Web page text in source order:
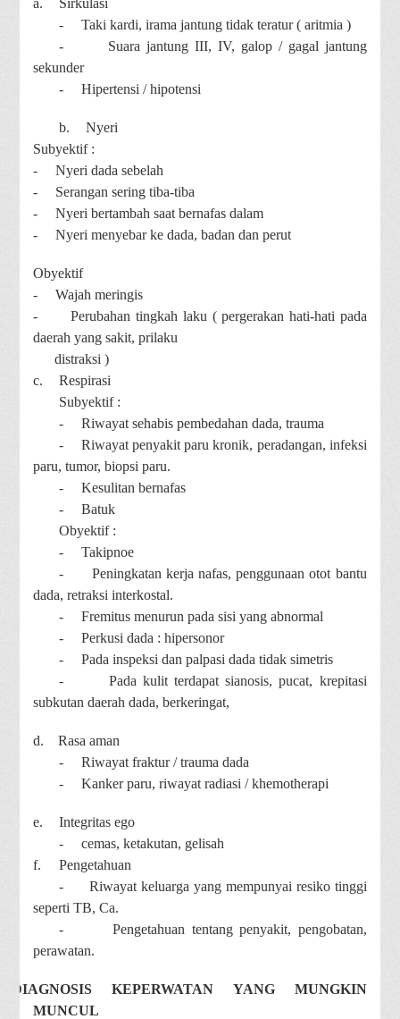
-
Taki kardi, irama jantung tidak teratur ( aritmia )
-
Suara jantung III, IV, galop / gagal jantung
sekunder
-
Hipertensi / hipotensi
b.
Nyeri
Subyektif :
-
Nyeri dada sebelah
-
Serangan sering tiba-tiba
-
Nyeri bertambah saat bernafas dalam
-
Nyeri menyebar ke dada, badan dan perut
Obyektif
-
Wajah meringis
-
Perubahan tingkah laku ( pergerakan hati-hati pada
daerah yang sakit, prilaku
distraksi )
c.
Respirasi
Subyektif :
-
Riwayat sehabis pembedahan dada, trauma
-
Riwayat penyakit paru kronik, peradangan, infeksi
paru, tumor, biopsi paru.
-
Kesulitan bernafas
-
Batuk
Obyektif :
-
Takipnoe
-
Peningkatan kerja nafas, penggunaan otot bantu
dada, retraksi interkostal.
-
Fremitus menurun pada sisi yang abnormal
-
Perkusi dada : hipersonor
-
Pada inspeksi dan palpasi dada tidak simetris
-
Pada kulit terdapat sianosis, pucat, krepitasi
subkutan daerah dada, berkeringat,
d.
Rasa aman
-
Riwayat fraktur / trauma dada
-
Kanker paru, riwayat radiasi / khemotherapi
e.
Integritas ego
-
cemas, ketakutan, gelisah
f.
Pengetahuan
-
Riwayat keluarga yang mempunyai resiko tinggi
seperti TB, Ca.
-
Pengetahuan tentang penyakit, pengobatan,
perawatan.
DIAGNOSIS KEPERWATAN YANG MUNGKIN
MUNCUL